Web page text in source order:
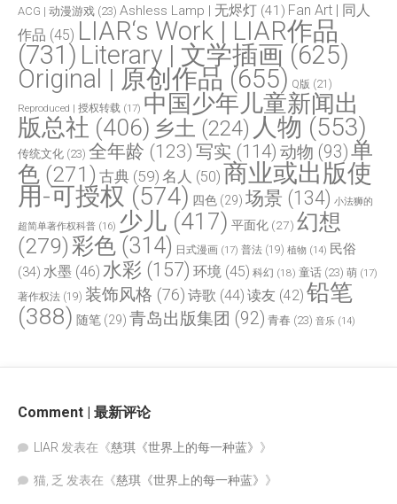
ACG | 动漫游戏 (23) Ashless Lamp | 无烬灯 (41) Fan Art | 同人
作品 (45) LIAR‘s Work | LIAR作品
(731) Literary | 文学插画 (625)
Original | 原创作品 (655) Q版 (21)
Reproduced | 授权转载 (17) 中国少年儿童新闻出
版总社 (406) 乡土 (224) 人物 (553)
传统文化 (23) 全年龄 (123) 写实 (114) 动物 (93)单
色 (271) 古典 (59) 名人 (50) 商业或出版使
用-可授权 (574) 四色 (29) 场景 (134) 小法狮的
超简单著作权科普 (16) 少儿 (417) 平面化 (27) 幻想
(279)彩色 (314) 日式漫画 (17) 普法 (19) 植物 (14) 民俗
(34) 水墨 (46) 水彩 (157) 环境 (45) 科幻 (18) 童话 (23) 萌 (17)
著作权法 (19) 装饰风格 (76) 诗歌 (44) 读友 (42) 铅笔
(388) 随笔 (29) 青岛出版集团 (92) 青春 (23) 音乐 (14)
Comment | 最新评论
LIAR 发表在《慈琪《世界上的每一种蓝》 》
猫, 乏 发表在《慈琪《世界上的每一种蓝》 》